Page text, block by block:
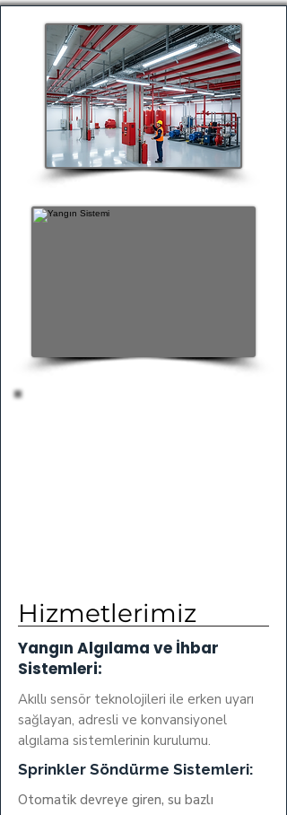
Hizmetlerimiz
Yangın Algılama ve İhbar
Sistemleri:
Akıllı sensör teknolojileri ile erken uyarı
sağlayan, adresli ve konvansiyonel
algılama sistemlerinin kurulumu.
Sprinkler Söndürme Sistemleri:
Otomatik devreye giren, su bazlı